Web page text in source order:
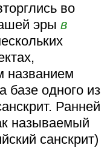
во
эрыв
названием
базе одного из
Ранней
называемый
санскрит)